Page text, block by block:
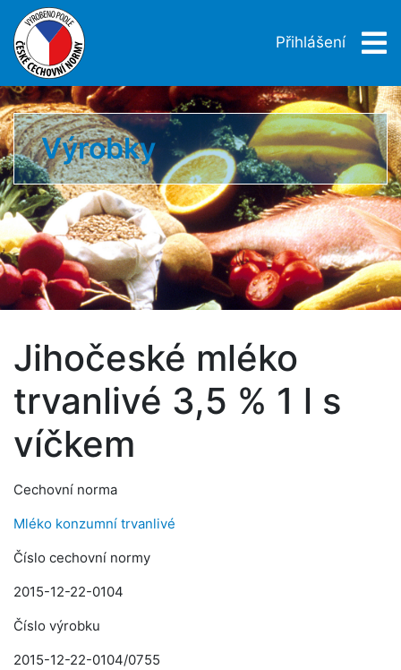
Přihlášení
Výrobky
Jihočeské mléko
trvanlivé 3,5 % 1 l s
víčkem
Cechovní norma
Mléko konzumní trvanlivé
Číslo cechovní normy
2015-12-22-0104
Číslo výrobku
2015-12-22-0104/0755